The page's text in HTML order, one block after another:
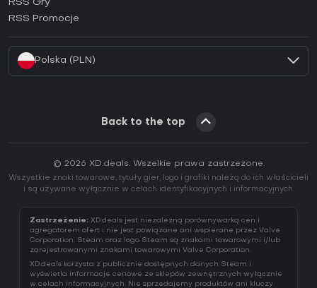
Jak aktywować klucz EA App (CD Key)?
RSS Gry
RSS Promocje
Polska (PLN)
Back to the top
© 2026 XD.deals. Wszelkie prawa zastrzeżone.
Wszystkie znaki towarowe, tytuły gier, logo i grafiki należą do ich właścicieli
i są używane wyłącznie w celach identyfikacyjnych i informacyjnych.
Zastrzeżenie: XD.deals jest niezależną porównywarką cen i
agregatorem ofert i nie jest powiązane ani wspierane przez Valve
Corporation. Steam oraz logo Steam są znakami towarowymi i/lub
zarejestrowanymi znakami towarowymi Valve Corporation.
XD.deals korzysta z publicznie dostępnych danych Steam i
wyświetla informacje cenowe ze sklepów zewnętrznych wyłącznie
w celach informacyjnych. Nie sprzedajemy produktów ani kluczy